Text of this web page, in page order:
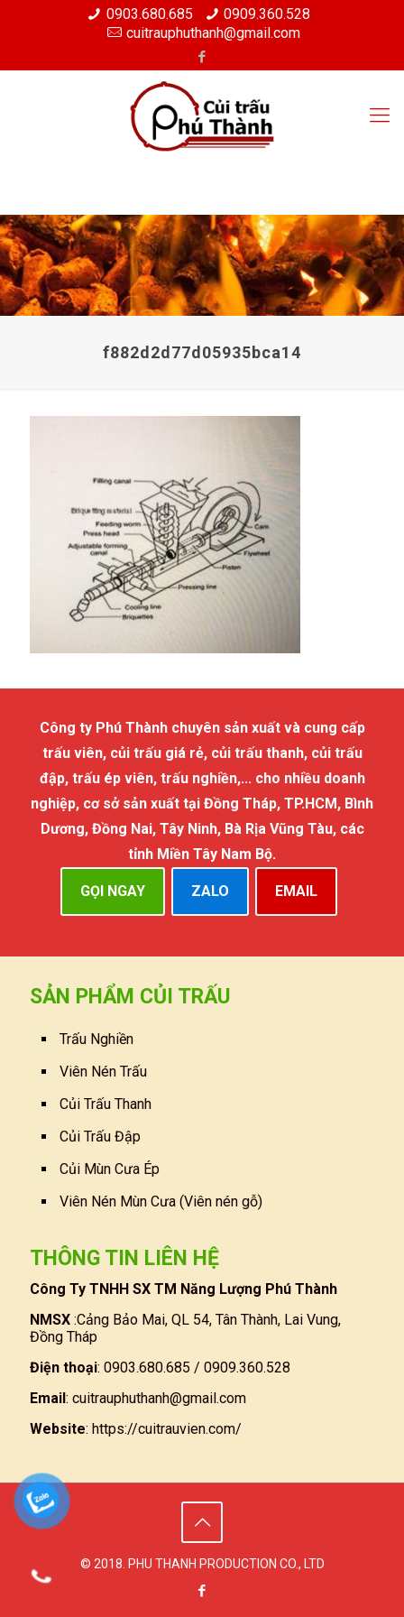
0903.680.685
0909.360.528
cuitrauphuthanh@gmail.com
f882d2d77d05935bca14
Công ty Phú Thành chuyên sản xuất và cung cấp
trấu viên, củi trấu giá rẻ, củi trấu thanh, củi trấu
đập, trấu ép viên, trấu nghiền,... cho nhiều doanh
nghiệp, cơ sở sản xuất tại Đồng Tháp, TP.HCM, Bình
Dương, Đồng Nai, Tây Ninh, Bà Rịa Vũng Tàu, các
tỉnh Miền Tây Nam Bộ.
GỌI NGAY ZALO EMAIL
SẢN PHẨM CỦI TRẤU
Trấu Nghiền
Viên Nén Trấu
Củi Trấu Thanh
Củi Trấu Đập
Củi Mùn Cưa Ép
Viên Nén Mùn Cưa (Viên nén gỗ)
THÔNG TIN LIÊN HỆ
Công Ty TNHH SX TM Năng Lượng Phú Thành
NMSX :Cảng Bảo Mai, QL 54, Tân Thành, Lai Vung,
Đồng Tháp
Điện thoại: 0903.680.685 / 0909.360.528
Email: cuitrauphuthanh@gmail.com
Website: https://cuitrauvien.com/
© 2018. PHU THANH PRODUCTION CO., LTD